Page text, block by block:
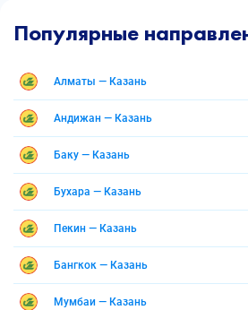
Популярные
Алматы — Казань
Андижан — Казань
Баку — Казань
Бухара — Казань
Пекин — Казань
Бангкок — Казань
Мумбаи — Казань